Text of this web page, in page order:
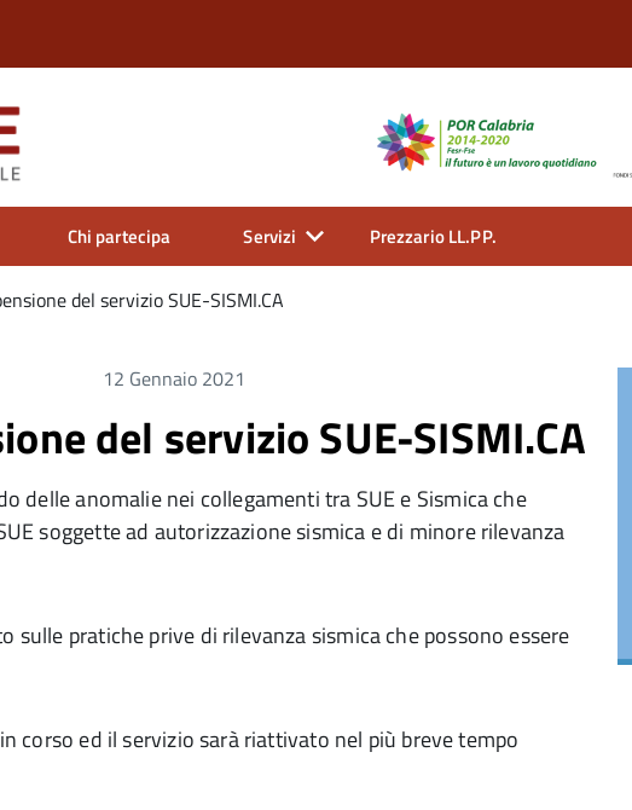
Chi partecipa Servizi Prezzario LL.PP.
del servizio SUE-SISMI.CA
12 Gennaio 2021
del servizio SUE-SISMI.CA
delle anomalie nei collegamenti tra SUE e Sismica che
soggette ad autorizzazione sismica e di minore rilevanza
sulle pratiche prive di rilevanza sismica che possono essere
corso ed il servizio sarà riattivato nel più breve tempo